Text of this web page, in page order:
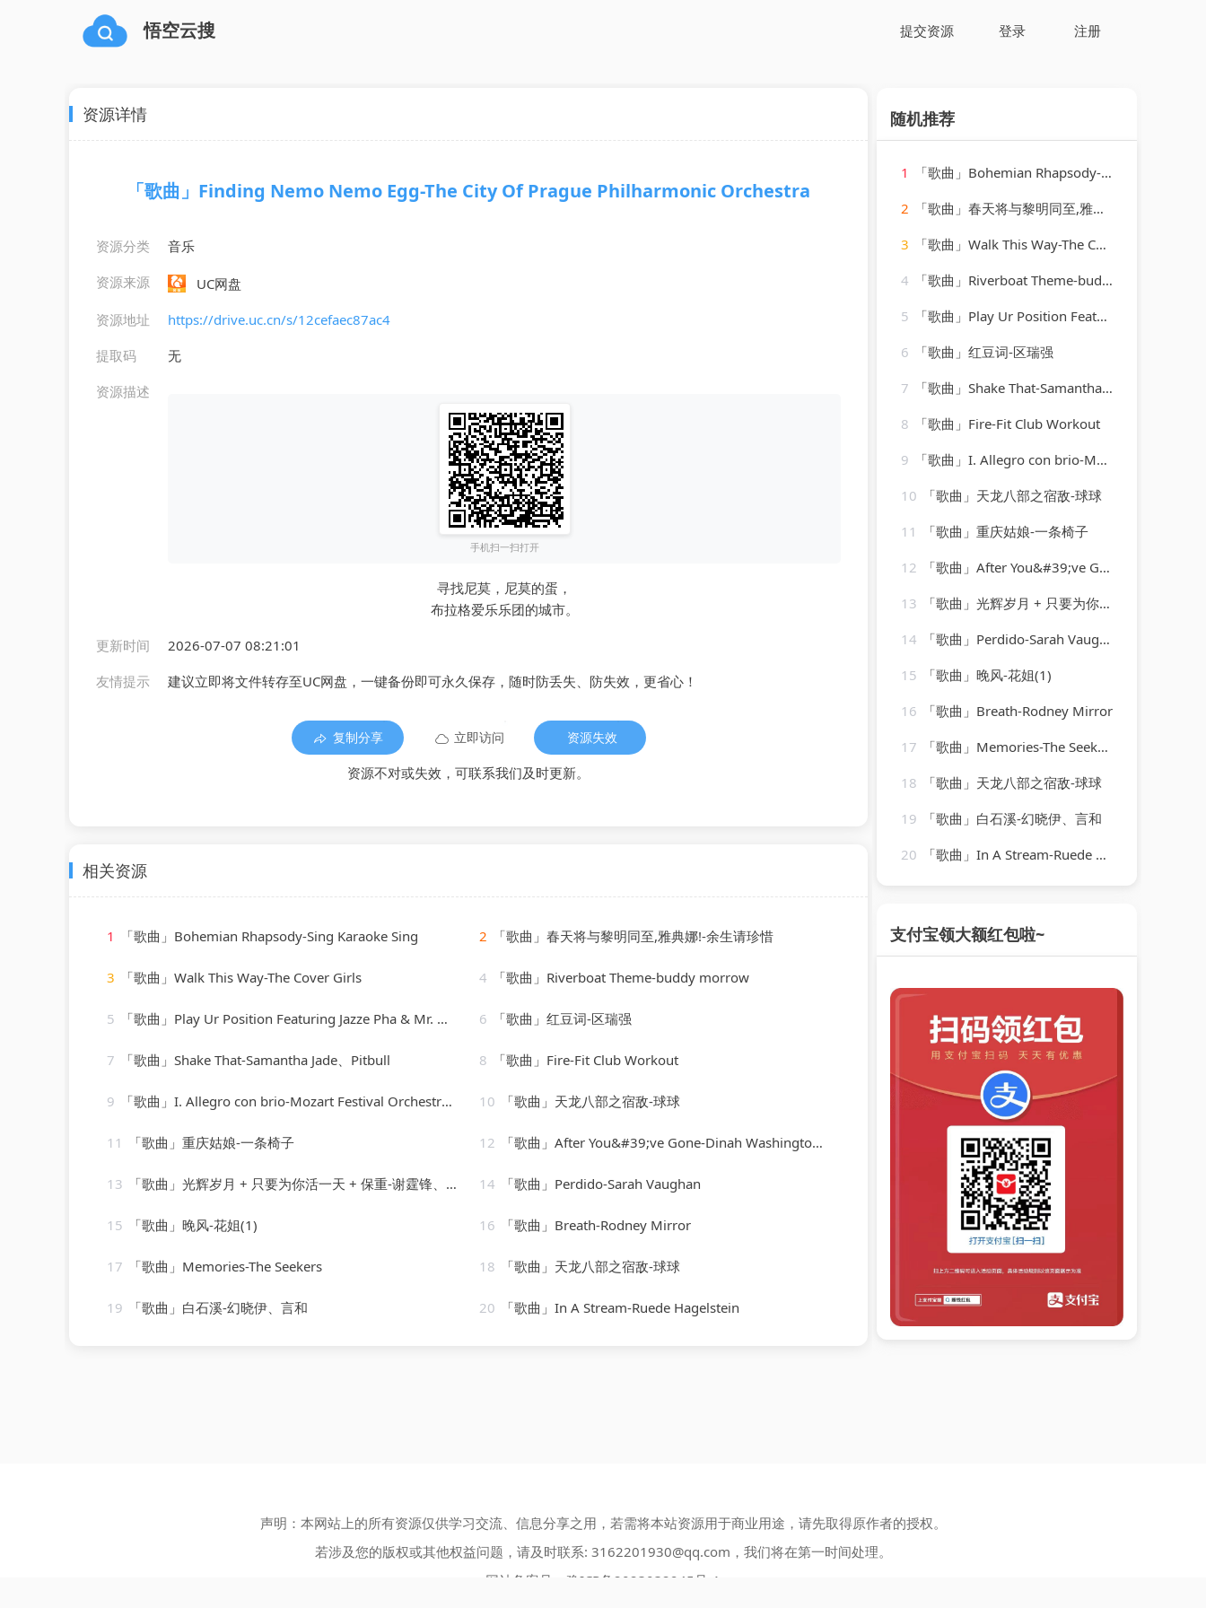
悟空云搜 提交资源 登录 注册
资源详情
「歌曲」Finding Nemo Nemo Egg-The City Of Prague Philharmonic Orchestra
资源分类
音乐
资源来源
UC网盘
资源地址
https://drive.uc.cn/s/12cefaec87ac4
提取码
无
资源描述
手机扫一扫打开
寻找尼莫，尼莫的蛋，
布拉格爱乐乐团的城市。
更新时间
2026-07-07 08:21:01
友情提示
建议立即将文件转存至UC网盘，一键备份即可永久保存，随时防丢失、防失效，更省心！
复制分享 立即访问 资源失效
资源不对或失效，可联系我们及时更新。
相关资源
1 「歌曲」Bohemian Rhapsody-Sing Karaoke Sing 2 「歌曲」春天将与黎明同至,雅典娜!-余生请珍惜
3 「歌曲」Walk This Way-The Cover Girls 4 「歌曲」Riverboat Theme-buddy morrow
5 「歌曲」Play Ur Position Featuring Jazze Pha & Mr. Mo-YoungBloodZ、Jazze Pha、Mr. Mo 6 「歌曲」红豆词-区瑞强
7 「歌曲」Shake That-Samantha Jade、Pitbull 8 「歌曲」Fire-Fit Club Workout
9 「歌曲」I. Allegro con brio-Mozart Festival Orchestra、Alberto Lizzio 10 「歌曲」天龙八部之宿敌-球球
11 「歌曲」重庆姑娘-一条椅子 12 「歌曲」After You&#39;ve Gone-Dinah Washington(1)
13 「歌曲」光辉岁月 + 只要为你活一天 + 保重-谢霆锋、朱一龙 14 「歌曲」Perdido-Sarah Vaughan
15 「歌曲」晚风-花姐(1) 16 「歌曲」Breath-Rodney Mirror
17 「歌曲」Memories-The Seekers 18 「歌曲」天龙八部之宿敌-球球
19 「歌曲」白石溪-幻晓伊、言和 20 「歌曲」In A Stream-Ruede Hagelstein
随机推荐
1
「歌曲」Bohemian Rhapsody-Sing Karaoke Sing
2
「歌曲」春天将与黎明同至,雅典娜!-余生请珍惜
3
「歌曲」Walk This Way-The Cover Girls
4
「歌曲」Riverboat Theme-buddy morrow
5
「歌曲」Play Ur Position Featuring Jazze Pha & Mr. Mo-YoungBloodZ、Jazze Pha、Mr. Mo
6
「歌曲」红豆词-区瑞强
7
「歌曲」Shake That-Samantha Jade、Pitbull
8
「歌曲」Fire-Fit Club Workout
9
「歌曲」I. Allegro con brio-Mozart Festival Orchestra、Alberto Lizzio
10
「歌曲」天龙八部之宿敌-球球
11
「歌曲」重庆姑娘-一条椅子
12
「歌曲」After You&#39;ve Gone-Dinah Washington(1)
13
「歌曲」光辉岁月 + 只要为你活一天 + 保重-谢霆锋、朱一龙
14
「歌曲」Perdido-Sarah Vaughan
15
「歌曲」晚风-花姐(1)
16
「歌曲」Breath-Rodney Mirror
17
「歌曲」Memories-The Seekers
18
「歌曲」天龙八部之宿敌-球球
19
「歌曲」白石溪-幻晓伊、言和
20
「歌曲」In A Stream-Ruede Hagelstein
支付宝领大额红包啦~
声明：本网站上的所有资源仅供学习交流、信息分享之用，若需将本站资源用于商业用途，请先取得原作者的授权。
若涉及您的版权或其他权益问题，请及时联系: 3162201930@qq.com ，我们将在第一时间处理。
网站备案号： 豫ICP备2023032945号-1